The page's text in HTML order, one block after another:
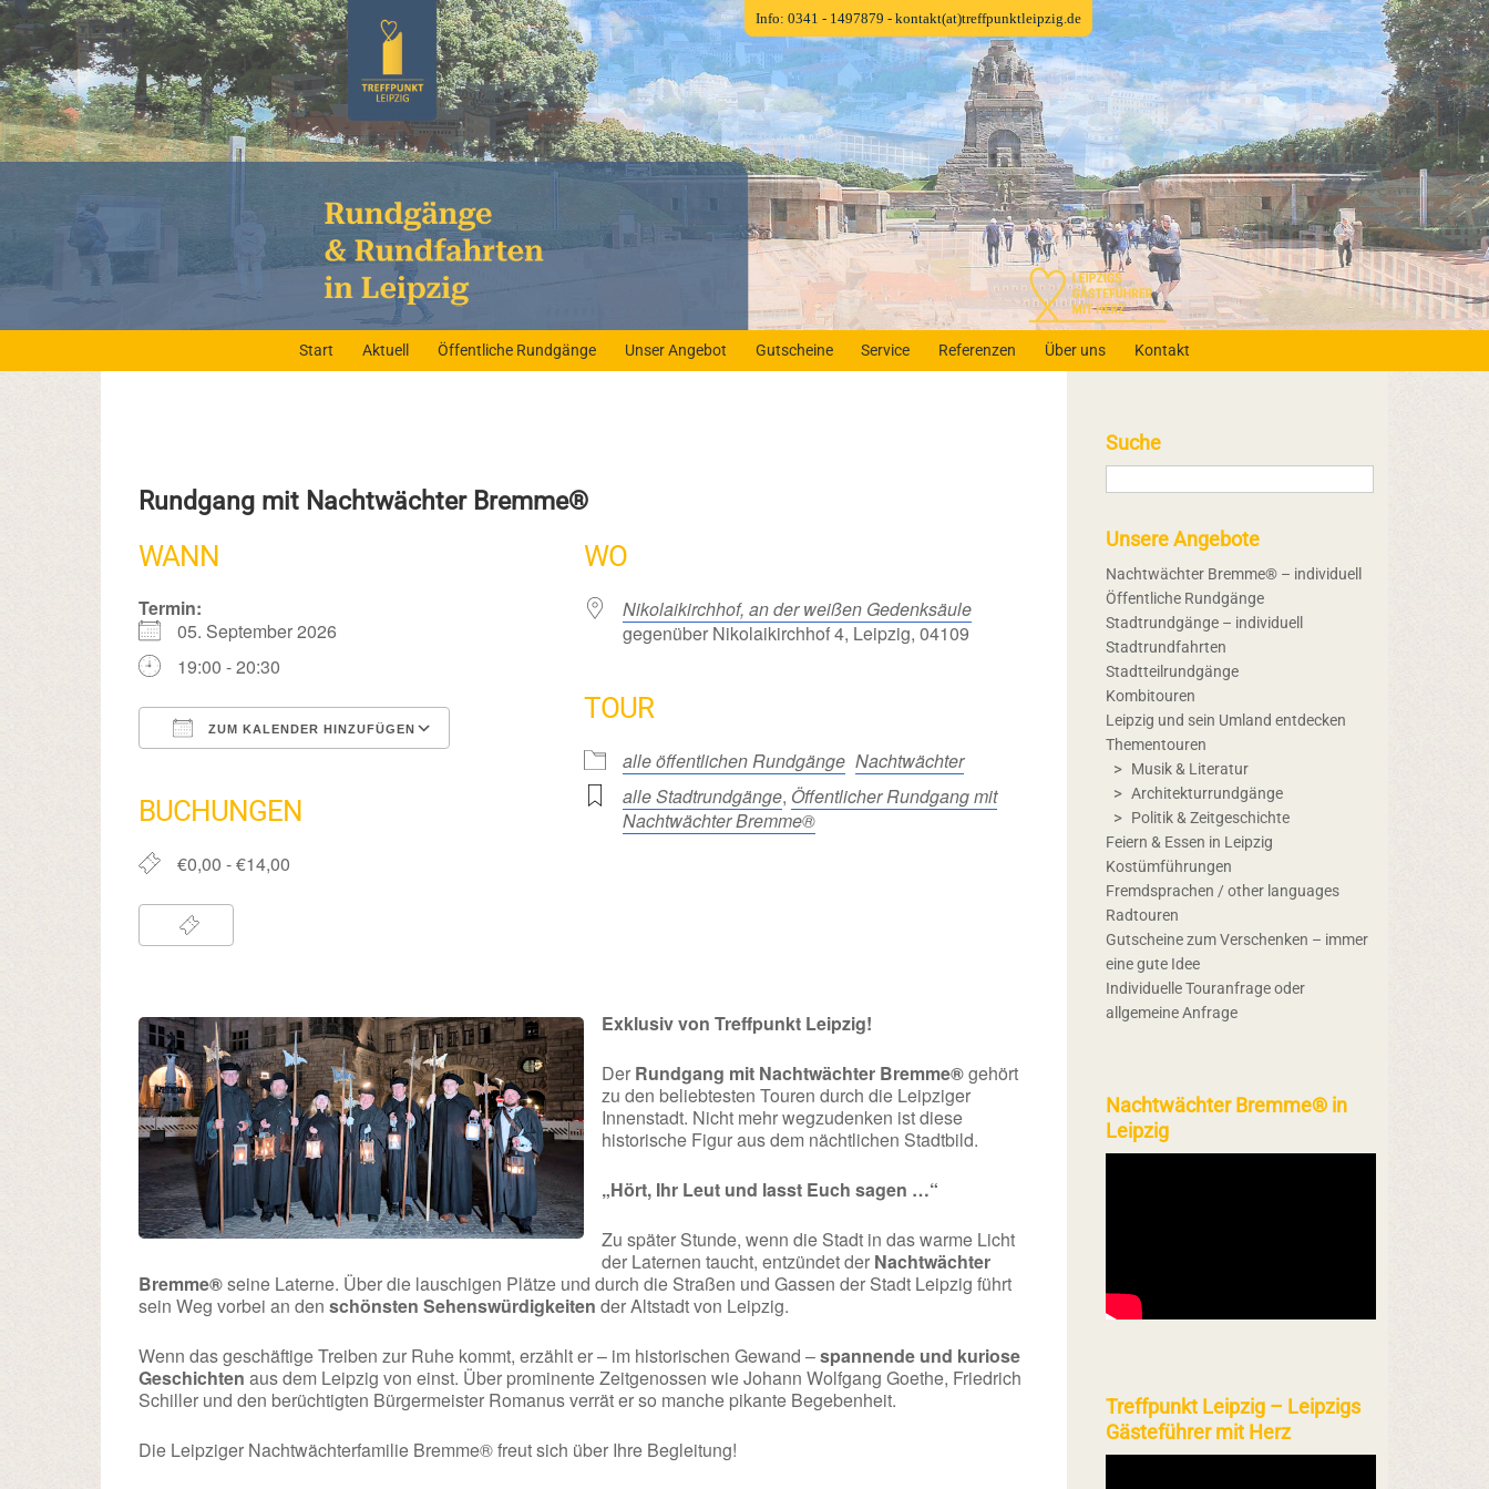
Start Aktuell Öffentliche Rundgänge Unser Angebot Gutscheine Service Referenzen Über uns Kontakt
Rundgang mit Nachtwächter Bremme®
WANN
Termin:
05. September 2026
19:00 - 20:30
ZUM KALENDER HINZUFÜGEN
BUCHUNGEN
€0,00 - €14,00
WO
Nikolaikirchhof, an der weißen Gedenksäule
gegenüber Nikolaikirchhof 4, Leipzig, 04109
TOUR
alle öffentlichen Rundgänge Nachtwächter
alle Stadtrundgänge, Öffentlicher Rundgang mit
Nachtwächter Bremme®
Exklusiv von Treffpunkt Leipzig!
Der Rundgang mit Nachtwächter Bremme®gehört
zu den beliebtesten Touren durch die Leipziger
Innenstadt. Nicht mehr wegzudenken ist diese
historische Figur aus dem nächtlichen Stadtbild.
„Hört, Ihr Leut und lasst Euch sagen …“
Zu später Stunde, wenn die Stadt in das warme Licht
der Laternen taucht, entzündet der Nachtwächter
Bremme®seine Laterne. Über die lauschigen Plätze und durch die Straßen und Gassen der Stadt Leipzig führt
sein Weg vorbei an denschönsten Sehenswürdigkeiten der Altstadt von Leipzig.
Wenn das geschäftige Treiben zur Ruhe kommt, erzählt er – im historischen Gewand –spannende und kuriose
Geschichten aus dem Leipzig von einst. Über prominente Zeitgenossen wie Johann Wolfgang Goethe, Friedrich
Schiller und den berüchtigten Bürgermeister Romanus verrät er so manche pikante Begebenheit.
Die Leipziger Nachtwächterfamilie Bremme® freut sich über Ihre Begleitung!
Suche
Unsere Angebote
Nachtwächter Bremme® – individuell
Öffentliche Rundgänge
Stadtrundgänge – individuell
Stadtrundfahrten
Stadtteilrundgänge
Kombitouren
Leipzig und sein Umland entdecken
Thementouren
Musik & Literatur
Architekturrundgänge
Politik & Zeitgeschichte
Feiern & Essen in Leipzig
Kostümführungen
Fremdsprachen / other languages
Radtouren
Gutscheine zum Verschenken – immer
eine gute Idee
Individuelle Touranfrage oder
allgemeine Anfrage
Nachtwächter Bremme® in
Leipzig
Treffpunkt Leipzig – Leipzigs
Gästeführer mit Herz
Info: 0341 - 1497879 - kontakt(at)treffpunktleipzig.de